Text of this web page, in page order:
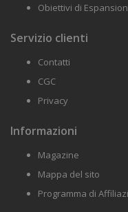
Obiettivi di
Servizio clienti
Contatti
CGC
Privacy
Informazioni
Magazine
Mappa del sito
Programma di